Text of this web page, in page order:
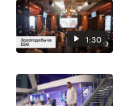
1:30